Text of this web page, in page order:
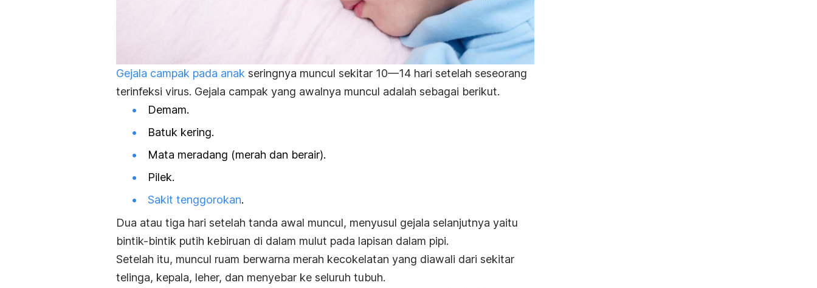
Gejala campak pada anak seringnya muncul sekitar 10—14 hari setelah seseorang
terinfeksi virus. Gejala campak yang awalnya muncul adalah sebagai berikut.
Demam.
Batuk kering.
Mata meradang (merah dan berair).
Pilek.
Sakit tenggorokan.
Dua atau tiga hari setelah tanda awal muncul, menyusul gejala selanjutnya yaitu
bintik-bintik putih kebiruan di dalam mulut pada lapisan dalam pipi.
Setelah itu, muncul ruam berwarna merah kecokelatan yang diawali dari sekitar
telinga, kepala, leher, dan menyebar ke seluruh tubuh.